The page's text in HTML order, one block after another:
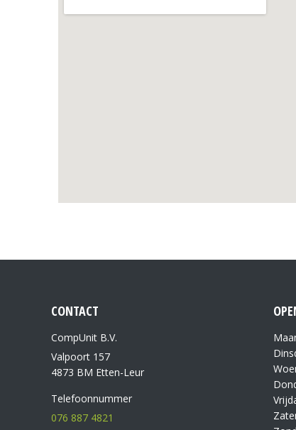
CONTACT
CompUnit B.V.
Valpoort 157
4873 BM Etten-Leur
Telefoonnummer
076 887 4821